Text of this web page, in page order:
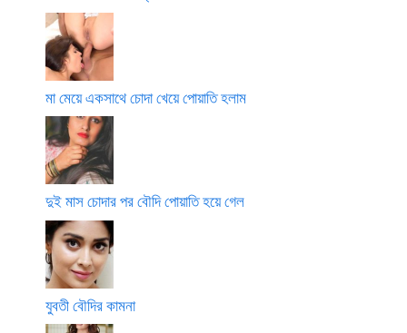
মা মেয়ে একসাথে চোদা খেয়ে পোয়াতি হলাম
দুই মাস চোদার পর বৌদি পোয়াতি হয়ে গেল
যুবতী বৌদির কামনা